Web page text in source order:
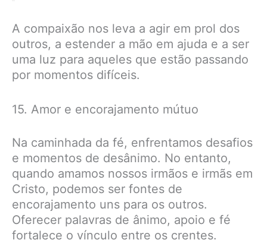
A compaixão nos leva a agir em prol dos
outros, a estender a mão em ajuda e a ser
uma luz para aqueles que estão passando
por momentos difíceis.
15. Amor e encorajamento mútuo
Na caminhada da fé, enfrentamos desafios
e momentos de desânimo. No entanto,
quando amamos nossos irmãos e irmãs em
Cristo, podemos ser fontes de
encorajamento uns para os outros.
Oferecer palavras de ânimo, apoio e fé
fortalece o vínculo entre os crentes.